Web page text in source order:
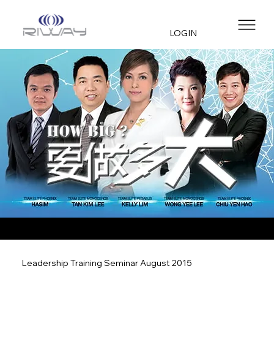
LOGIN
Leadership Training Seminar August 2015